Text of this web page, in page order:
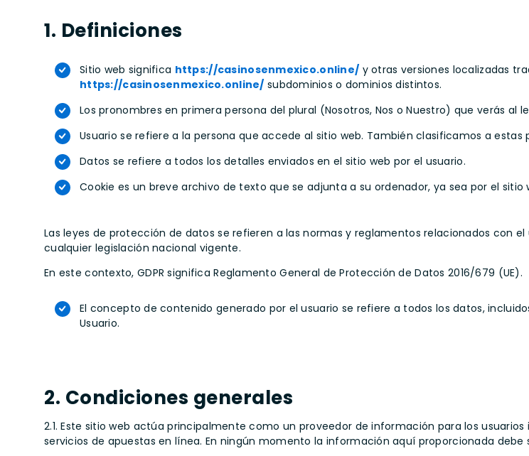
1. Definiciones
Sitio web significa https://casinosenmexico.online/ y otras versiones localizadas
https://casinosenmexico.online/ subdominios o dominios distintos.
Los pronombres en primera persona del plural (Nosotros, Nos o Nuestro) que verás al
Usuario se refiere a la persona que accede al sitio web. También clasificamos a estas
Datos se refiere a todos los detalles enviados en el sitio web por el usuario.
Cookie es un breve archivo de texto que se adjunta a su ordenador, ya sea por el
Las leyes de protección de datos se refieren a las normas y reglamentos relacionados con
cualquier legislación nacional vigente.
En este contexto, GDPR significa Reglamento General de Protección de Datos 2016/679 (UE).
El concepto de contenido generado por el usuario se refiere a todos los datos,
Usuario.
2. Condiciones generales
2.1. Este sitio web actúa principalmente como un proveedor de información para los
servicios de apuestas en línea. En ningún momento la información aquí proporcionada